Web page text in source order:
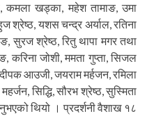
कमला खड्का, महेश तामाङ, उमा
श्रेष्ठ, यशस चन्द्र अर्याल, रतिना
सुरज श्रेष्ठ, रितु थापा मगर तथा
करिना जोशी, ममता गुप्ता, सिजल
आउजी, जयराम मर्हजन, रमिला
सिद्धि, सौरभ श्रेष्ठ, सुस्मिता
थियो । प्रदर्शनी वैशाख १८